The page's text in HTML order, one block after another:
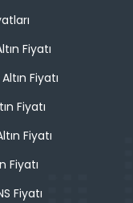
Fiyatı
Fiyatı
Fiyatı
Fiyatı
Fiyatı
Fiyatı